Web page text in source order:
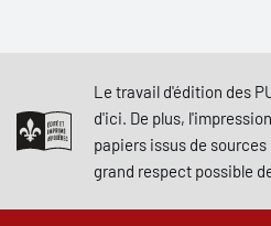
Le travail d'édition des
d'ici. De plus,
papiers issus de
grand respect possible